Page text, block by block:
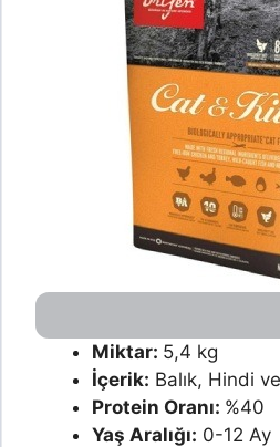
Miktar: 5,4 kg
İçerik: Balık, Hindi
Protein Oranı: %40
Yaş Aralığı: 0-12 Ay